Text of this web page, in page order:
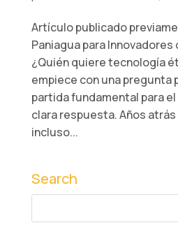
Artículo publicado
Paniagua para Innovadores
¿Quién quiere tecnología
empiece con una pregunta
partida fundamental para el
clara respuesta. Años
incluso...
Search